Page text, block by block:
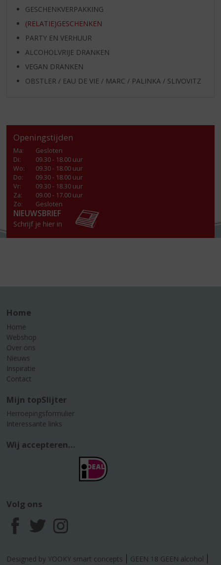
GESCHENKVERPAKKING
(RELATIE)GESCHENKEN
PARTY EN VERHUUR
ALCOHOLVRIJE DRANKEN
VEGAN DRANKEN
OBSTLER / EAU DE VIE / MARC / PALINKA / SLIVOVITZ
Openingstijden
Ma:
Gesloten
Di:
09.30 - 18.00 uur
Wo:
09.30 - 18.00 uur
Do:
09.30 - 18.00 uur
Vr:
09.30 - 18.30 uur
Za:
09.00 - 17.00 uur
Zo:
Gesloten
NIEUWSBRIEF
Schrijf je hier in
Home
Home
Webshop
Over ons
Nieuws
Inspiratie
Contact
Mijn topSlijter
Herroepingsformulier
Interessante links
Wij accepteren...
Volg ons
F
a
T
w
I
n
Designed by YOOKY smart concepts GEEN 18 GEEN alcohol